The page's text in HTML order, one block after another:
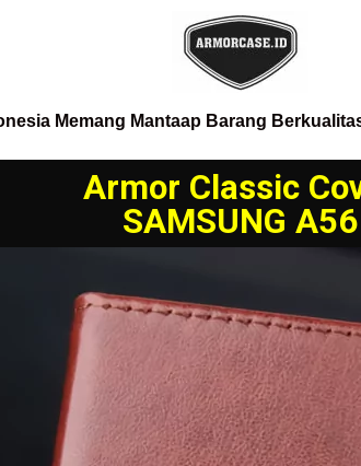
Memang Mantaap Barang
Armor Classic
SAMSUNG A56